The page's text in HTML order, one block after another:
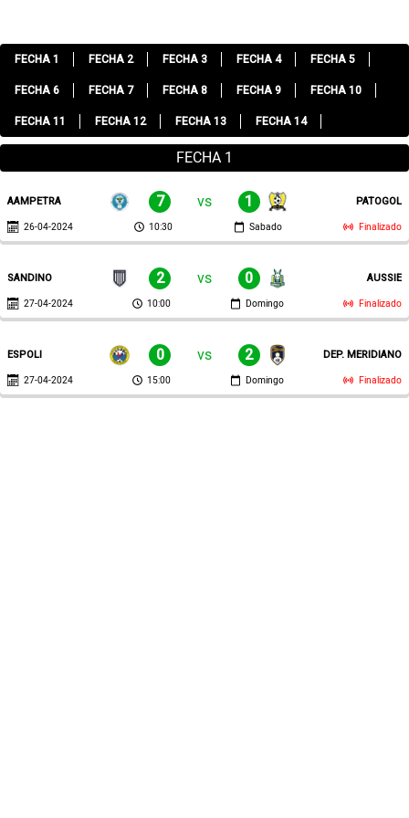
FECHA 1 FECHA 2 FECHA 3 FECHA 4
FECHA 5
FECHA 6
FECHA 7 FECHA 8 FECHA 9
FECHA 10
FECHA 11
FECHA 12 FECHA 13 FECHA 14
FECHA 1
AAMPETRA 7 vs 1 PATOGOL
26-04-2024 10:30 Sabado Finalizado
SANDINO 2 vs 0 AUSSIE
27-04-2024 10:00 Domingo Finalizado
ESPOLI 0 vs 2 DEP. MERIDIANO
27-04-2024 15:00 Domingo Finalizado